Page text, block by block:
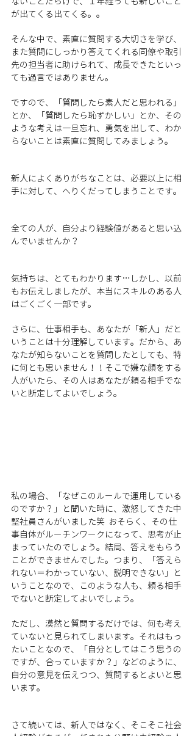
が出てくる出てくる。。
そんな中で、素直に質問する大切さを学び、
また質問にしっかり答えてくれる同僚や取引
先の担当者に助けられて、成長できたといっ
ても過言ではありません。
ですので、「質問したら素人だと思われる」
とか、「質問したら恥ずかしい」とか、その
ような考えは一旦忘れ、勇気を出して、わか
らないことは素直に質問してみましょう。
新人によくありがちなことは、必要以上に相
手に対して、へりくだってしまうことです。
全ての人が、自分より経験値があると思い込
んでいませんか？
気持ちは、とてもわかります…しかし、以前
もお伝えしましたが、本当にスキルのある人
はごくごく一部です。
さらに、仕事相手も、あなたが「新人」だと
いうことは十分理解しています。だから、あ
なたが知らないことを質問したとしても、特
に何とも思いません！！そこで嫌な顔をする
人がいたら、その人はあなたが頼る相手でな
いと断定してよいでしょう。
私の場合、「なぜこのルールで運用している
のですか？」と聞いた時に、激怒してきた中
堅社員さんがいました笑  おそらく、その仕
事自体がルーチンワークになって、思考が止
まっていたのでしょう。結局、答えをもらう
ことができませんでした。つまり、「答えら
れない＝わかっていない、説明できない」と
いうことなので、このような人も、頼る相手
でないと断定してよいでしょう。
ただし、漠然と質問するだけでは、何も考え
ていないと見られてしまいます。それはもっ
たいことなので、「自分としてはこう思うの
ですが、合っていますか？」などのように、
自分の意見を伝えつつ、質問するとよいと思
います。
さて続いては、新人ではなく、そこそこ社会